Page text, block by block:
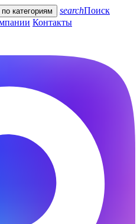
по категориям searchПоиск
Контакты